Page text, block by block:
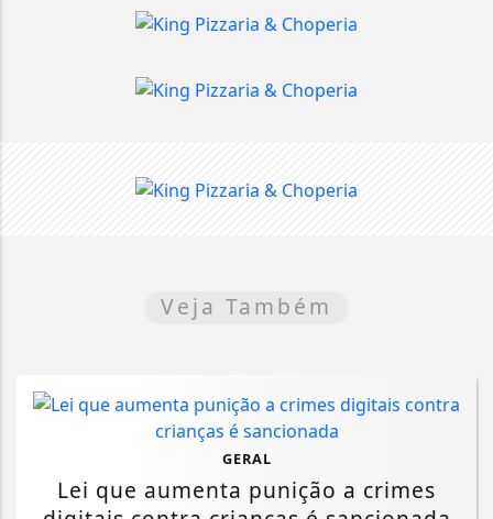
Veja Também
GERAL
Lei que aumenta punição a crimes